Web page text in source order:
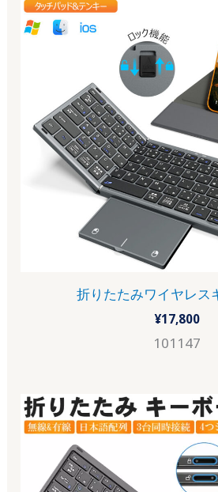
折りたたみワイヤレス
¥17,800
101147